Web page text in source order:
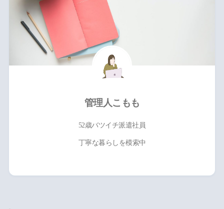
管理人こもも
52歳バツイチ派遣社員
丁寧な暮らしを模索中